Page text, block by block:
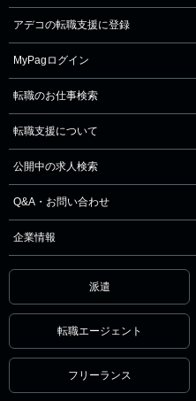
アデコの転職支援に登録
MyPagログイン
転職のお仕事検索
転職支援について
公開中の求人検索
Q&A・お問い合わせ
企業情報
派遣
転職エージェント
フリーランス